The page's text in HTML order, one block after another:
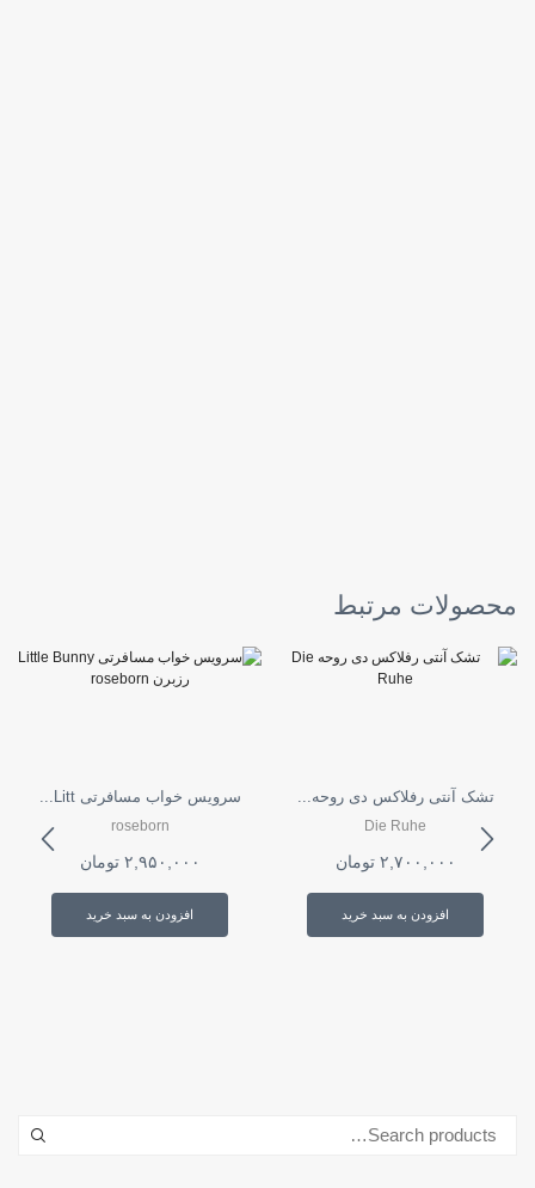
محصولات مرتبط
تشک آنتی رفلاکس دی روحه...
Die Ruhe
۲,۷۰۰,۰۰۰ تومان
افزودن به سبد خرید
سرویس خواب مسافرتی Litt...
roseborn
۲,۹۵۰,۰۰۰ تومان
افزودن به سبد خرید